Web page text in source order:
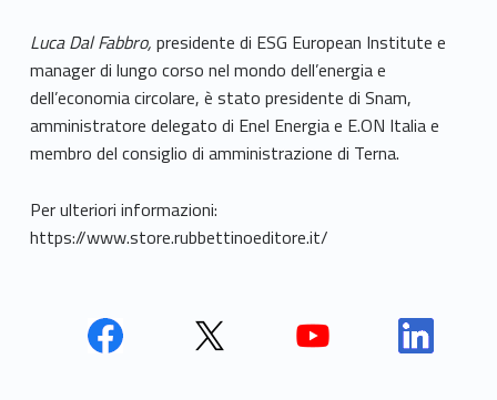
Luca Dal Fabbro, presidente di ESG European Institute e
manager di lungo corso nel mondo dell’energia e
dell’economia circolare, è stato presidente di Snam,
amministratore delegato di Enel Energia e E.ON Italia e
membro del consiglio di amministrazione di Terna.
Per ulteriori informazioni:
https://www.store.rubbettinoeditore.it/